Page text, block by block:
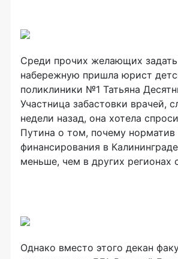
Среди прочих желающих
набережную пришла юрист
поликлиники №1 Татьяна
Участница забастовки врачей,
недели назад, она хотела
Путина о том, почему норматив
финансирования в
меньше, чем в других регионах
Однако вместо этого декан